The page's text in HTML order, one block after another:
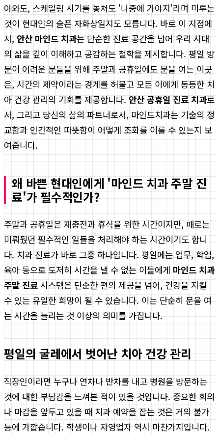
아와도, 스케일링 시기를 놓쳐도 '나중에 가야지'라며 미루는
것이 현대인의 슬픈 자화상일지도 모릅니다. 바로 이 지점에
서, 안산 마인드 치과는 단순한 진료 공간을 넘어 우리 시대
의 삶을 깊이 이해하고 공감하는 철학을 제시합니다. 평일 방
문이 어려운 분들을 위해 주말과 공휴일에도 문을 여는 이곳
은, 시간의 제약이라는 경계를 허물고 모든 이에게 동등한 치
아 건강 관리의 기회를 제공합니다. 안산 공휴일 진료 치과로
서, 그리고 당신의 삶의 파트너로서, 마인드치과는 기술의 정
교함과 인간적인 따뜻함이 어떻게 조화를 이룰 수 있는지 보
여줍니다.
왜 바쁜 현대인에게 '마인드 치과 주말 진
료'가 필수적인가?
주말과 공휴일은 재충전과 휴식을 위한 시간이지만, 때로는
미뤄뒀던 필수적인 일들을 처리해야 하는 시간이기도 합니
다. 치과 진료가 바로 그중 하나입니다. 평일에는 업무, 학업,
육아 등으로 도저히 시간을 낼 수 없는 이들에게 마인드 치과
주말 진료 시스템은 단순한 편의 제공을 넘어, 건강을 지킬
수 있는 유일한 희망이 될 수 있습니다. 이는 단순히 문을 여
는 시간을 늘리는 것 이상의 의미를 가집니다.
평일의 굴레에서 벗어난 치아 건강 관리
직장인이라면 누구나 연차나 반차를 내고 병원을 방문하는
것에 대한 부담감을 느껴본 적이 있을 것입니다. 중요한 회의
나 마감을 앞두고 있을 때 치과 예약을 잡는 것은 거의 불가
능에 가깝습니다. 학생이나 자영업자 역시 마찬가지입니다.